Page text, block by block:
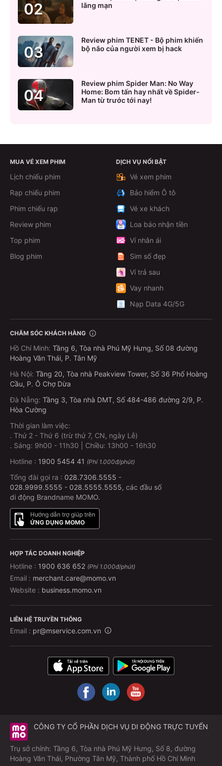
02
lãng mạn
03
Review phim TENET - Bộ phim khiến
bộ não của người xem bị hack
04
Review phim Spider Man: No Way
Home: Bom tấn hay nhất về Spider-
Man từ trước tới nay!
MUA VÉ XEM PHIM
Lịch chiếu phim
Rạp chiếu phim
Phim chiếu rạp
Review phim
Top phim
Blog phim
DỊCH VỤ NỔI BẬT
Vé xem phim
Bảo hiểm Ô tô
Vé xe khách
Loa báo nhận tiền
Ví nhân ái
Sim số đẹp
Ví trả sau
Vay nhanh
Nạp Data 4G/5G
CHĂM SÓC KHÁCH HÀNG
Hồ Chí Minh: Tầng 6, Tòa nhà Phú Mỹ Hưng, Số 08 đường
Hoàng Văn Thái, P. Tân Mỹ
Hà Nội: Tầng 20, Tòa nhà Peakview Tower, Số 36 Phố Hoàng
Cầu, P. Ô Chợ Dừa
Đà Nẵng: Tầng 3, Tòa nhà DMT, Số 484-486 đường 2/9, P.
Hòa Cường
Thời gian làm việc:
. Thứ 2 - Thứ 6 (trừ thứ 7, CN, ngày Lễ)
. Sáng: 9h00 - 11h30 | Chiều: 13h00 - 16h30
Hotline : 1900 5454 41 (Phí 1.000đ/phút)
Tổng đài gọi ra : 028.7306.5555 -
028.9999.5555 - 028.5555.5555, các đầu số
di động Brandname MOMO.
Hướng dẫn trợ giúp trên
ỨNG DỤNG MOMO
HỢP TÁC DOANH NGHIỆP
Hotline : 1900 636 652 (Phí 1.000đ/phút)
Email : merchant.care@momo.vn
Website : business.momo.vn
LIÊN HỆ TRUYỀN THÔNG
Email : pr@mservice.com.vn
CÔNG TY CỔ PHẦN DỊCH VỤ DI ĐỘNG TRỰC TUYẾN
Trụ sở chính: Tầng 6, Tòa nhà Phú Mỹ Hưng, Số 8, đường
Hoàng Văn Thái, Phường Tân Mỹ, Thành phố Hồ Chí Minh